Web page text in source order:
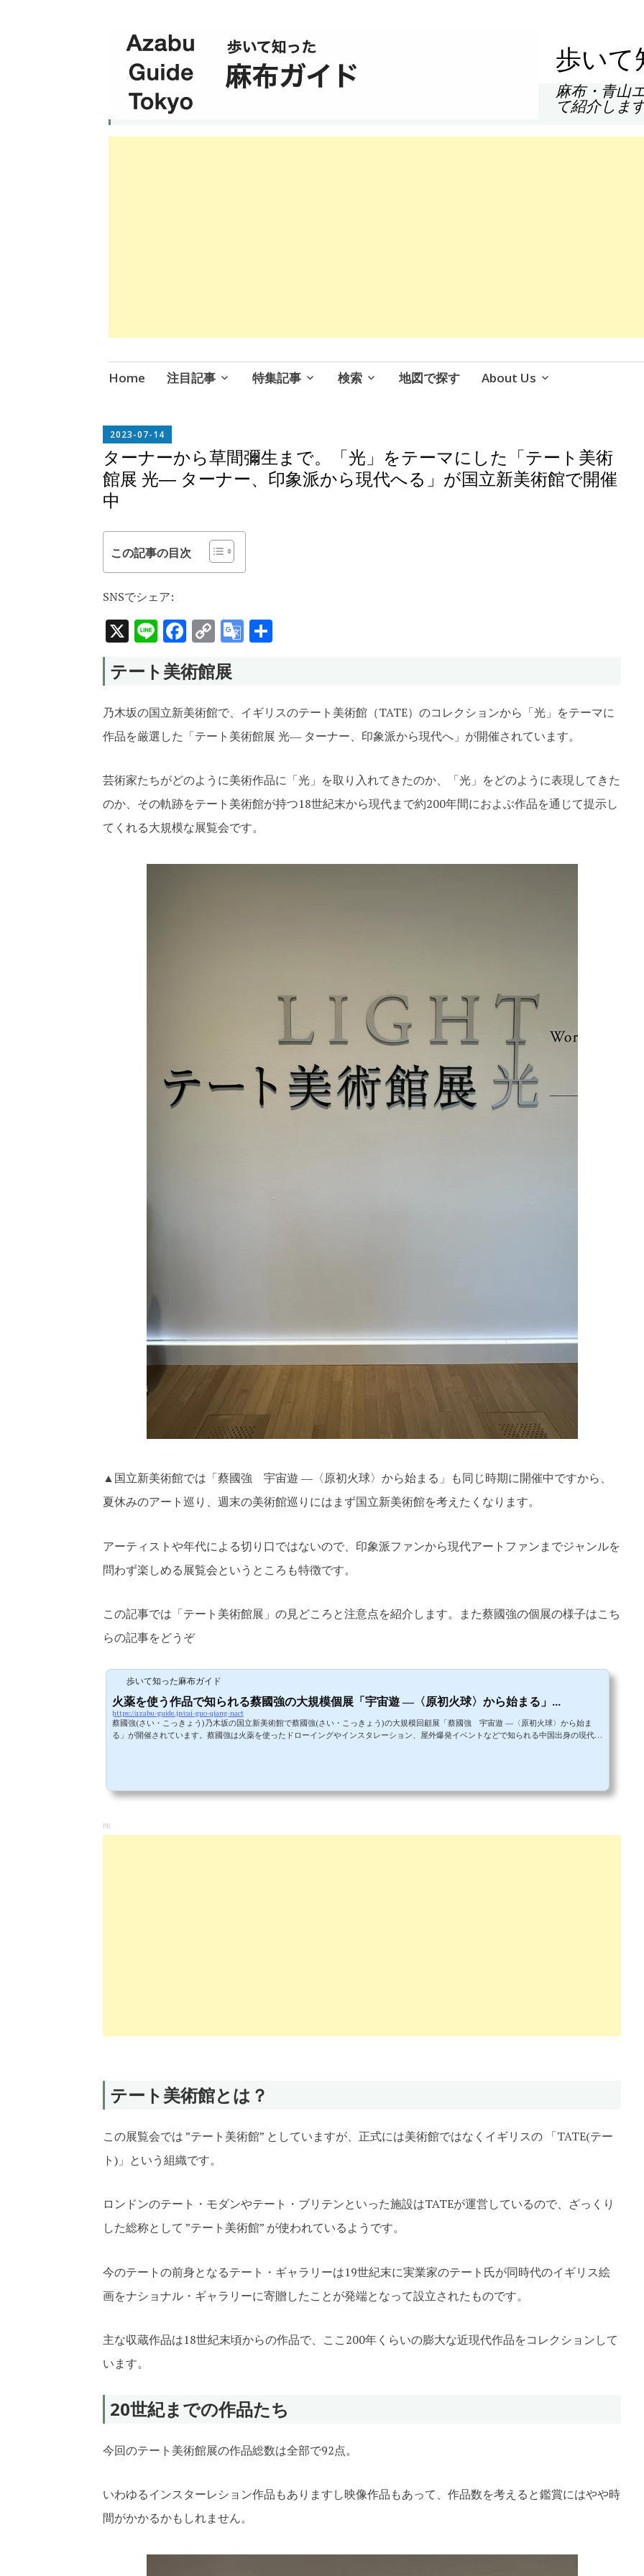
歩いて
麻布・青山
て紹介しま
コ
ン
ツ
へ
ス
キ
プ
Home 注目記事 特集記事 検索 地図で探す About Us
2023-07-14
CHIEF
ターナーから草間彌生まで。「光」をテーマにした「テート美術
館展 光― ターナー、印象派から現代へる」が国立新美術館で開催
中
この記事の目次
SNSでシェア:
X LineFacebook
CopyGoogle
共
テート美術館展
乃木坂の国立新美術館で、イギリスのテート美術館（TATE）のコレクションから「光」をテーマに
作品を厳選した「テート美術館展 光― ターナー、印象派から現代へ」が開催されています。
芸術家たちがどのように美術作品に「光」を取り入れてきたのか、「光」をどのように表現してきた
のか、その軌跡をテート美術館が持つ18世紀末から現代まで約200年間におよぶ作品を通じて提示し
てくれる大規模な展覧会です。
▲国立新美術館では「蔡國強 宇宙遊 ―〈原初火球〉から始まる」も同じ時期に開催中ですから、
夏休みのアート巡り、週末の美術館巡りにはまず国立新美術館を考えたくなります。
アーティストや年代による切り口ではないので、印象派ファンから現代アートファンまでジャンルを
問わず楽しめる展覧会というところも特徴です。
この記事では「テート美術館展」の見どころと注意点を紹介します。また蔡國強の個展の様子はこち
らの記事をどうぞ
歩いて知った麻布ガイド
火薬を使う作品で知られる蔡國強の大規模個展「宇宙遊 ―〈原初火球〉から始まる」...
https://azabu-guide.jp/cai-guo-qiang-nact
蔡國強(さい・こっきょう)乃木坂の国立新美術館で蔡國強(さい・こっきょう)の大規模回顧展「蔡國強 宇宙遊 ―〈原初火球〉から始ま
る」が開催されています。蔡國強は火薬を使ったドローイングやインスタレーション、屋外爆発イベントなどで知られる中国出身の現代ア
PR
テート美術館とは？
この展覧会では ”テート美術館” としていますが、正式には美術館ではなくイギリスの 「TATE(テー
ト)」という組織です。
ロンドンのテート・モダンやテート・ブリテンといった施設はTATEが運営しているので、ざっくり
した総称として ”テート美術館” が使われているようです。
今のテートの前身となるテート・ギャラリーは19世紀末に実業家のテート氏が同時代のイギリス絵
画をナショナル・ギャラリーに寄贈したことが発端となって設立されたものです。
主な収蔵作品は18世紀末頃からの作品で、ここ200年くらいの膨大な近現代作品をコレクションして
います。
20世紀までの作品たち
今回のテート美術館展の作品総数は全部で92点。
いわゆるインスターレション作品もありますし映像作品もあって、作品数を考えると鑑賞にはやや時
間がかかるかもしれません。